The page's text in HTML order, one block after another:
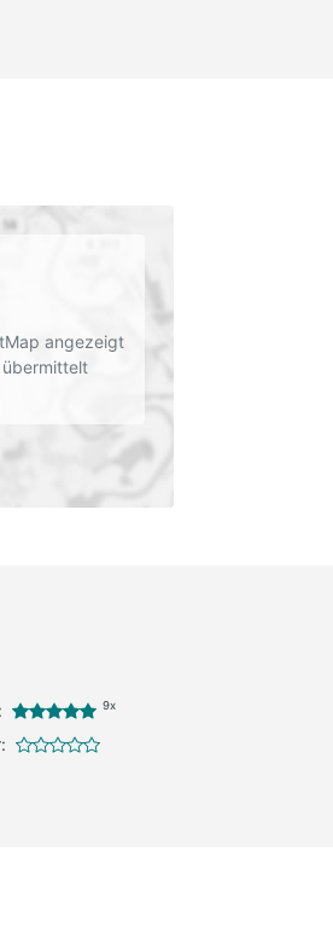
angezeigt
9x